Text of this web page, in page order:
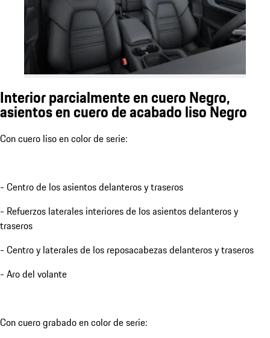
Interior parcialmente en cuero Negro,
asientos en cuero de acabado liso Negro
Con cuero liso en color de serie:
- Centro de los asientos delanteros y traseros
- Refuerzos laterales interiores de los asientos delanteros y
traseros
- Centro y laterales de los reposacabezas delanteros y traseros
- Aro del volante
Con cuero grabado en color de serie: